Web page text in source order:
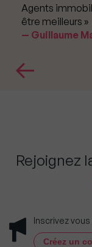
Agents
être meilleurs »
Guillaume
Rejoignez
Inscrivez
Créez un